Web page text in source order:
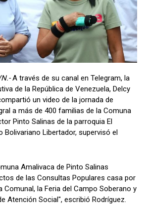
A través de su canal en Telegram, la
de la República de Venezuela, Delcy
un video de la jornada de
a más de 400 familias de la Comuna
Pinto Salinas de la parroquia El
Bolivariano Libertador, supervisó el
Amalivaca de Pinto Salinas
de las Consultas Populares casa por
Comunal, la Feria del Campo Soberano y
Atención Social", escribió Rodríguez.